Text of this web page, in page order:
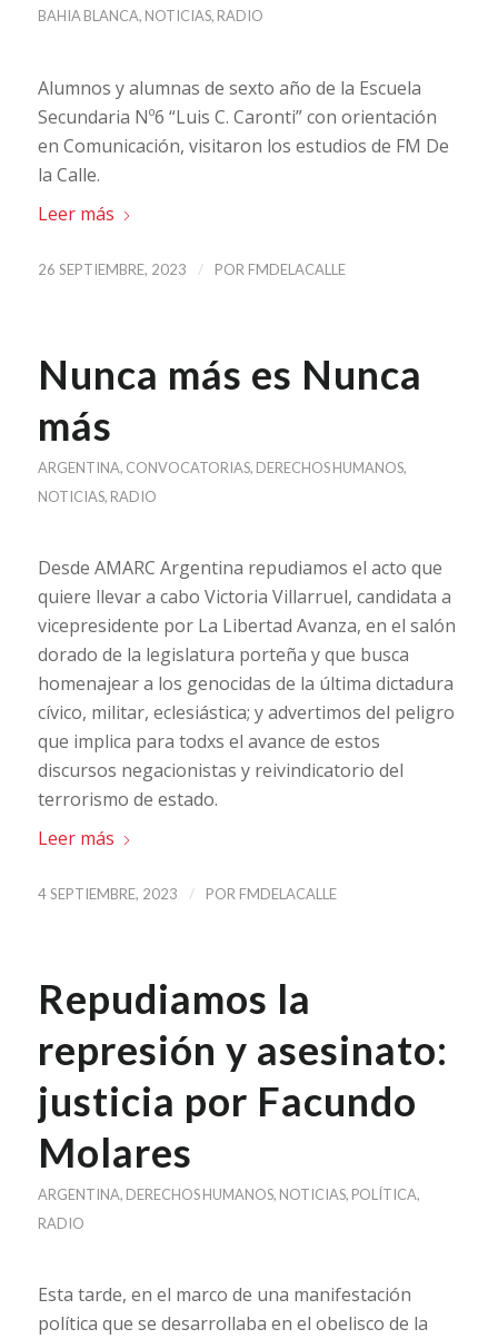
BAHIA BLANCA, NOTICIAS, RADIO
Alumnos y alumnas de sexto año de la Escuela
Secundaria Nº6 “Luis C. Caronti” con orientación
en Comunicación, visitaron los estudios de FM De
la Calle.
Leer más
26 SEPTIEMBRE, 2023 / POR FMDELACALLE
Nunca más es Nunca
más
ARGENTINA, CONVOCATORIAS, DERECHOS HUMANOS,
NOTICIAS, RADIO
Desde AMARC Argentina repudiamos el acto que
quiere llevar a cabo Victoria Villarruel, candidata a
vicepresidente por La Libertad Avanza, en el salón
dorado de la legislatura porteña y que busca
homenajear a los genocidas de la última dictadura
cívico, militar, eclesiástica; y advertimos del peligro
que implica para todxs el avance de estos
discursos negacionistas y reivindicatorio del
terrorismo de estado.
Leer más
4 SEPTIEMBRE, 2023 / POR FMDELACALLE
Repudiamos la
represión y asesinato:
justicia por Facundo
Molares
ARGENTINA, DERECHOS HUMANOS, NOTICIAS, POLÍTICA,
RADIO
Esta tarde, en el marco de una manifestación
política que se desarrollaba en el obelisco de la